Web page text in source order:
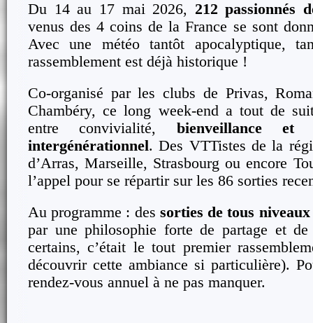
Du 14 au 17 mai 2026, 212 passionnés
venus des 4 coins de la France se sont
Avec une météo tantôt apocalyptique,
rassemblement est déjà historique !
Co-organisé par les clubs de Privas,
Chambéry, ce long week-end a tout de
entre convivialité, bienveillance
intergénérationnel. Des VTTistes de la
d’Arras, Marseille, Strasbourg ou encore
l’appel pour se répartir sur les 86 sorties
Au programme : des sorties de tous niveaux
par une philosophie forte de partage et de
certains, c’était le tout premier
découvrir cette ambiance si particulière).
rendez-vous annuel à ne pas manquer.